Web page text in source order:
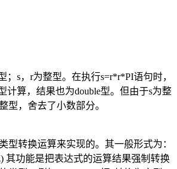
；s，r为整型。在执行s=r*r*PI语句时，
计算，结果也为double型。但由于s为整
型，舍去了小数部分。
型转换运算来实现的。其一般形式为：
其功能是把表达式的运算结果强制转换